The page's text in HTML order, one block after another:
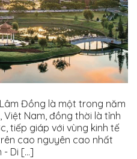
Đồng là một trong năm
Việt Nam, đồng thời là tỉnh
tiếp giáp với vùng kinh tế
cao nguyên cao nhất
Di [...]